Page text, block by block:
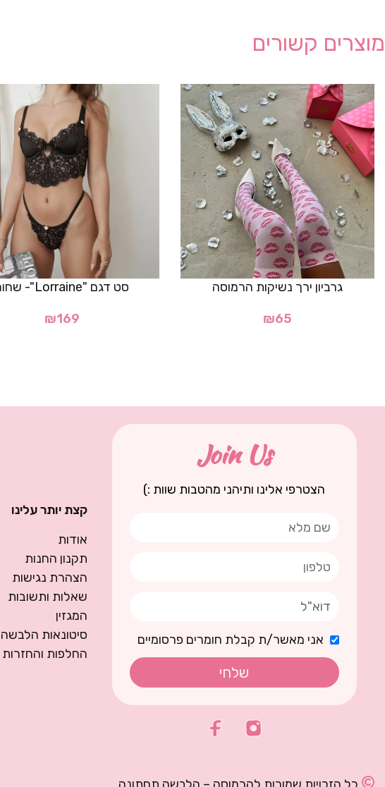
מוצרים קשורים
גרביון ירך נשיקות הרמוסה
₪65
סט דגם "Lorraine"- שחור
₪169
Join Us
הצטרפי אלינו ותיהני מהטבות שוות :)
אני מאשר/ת קבלת חומרים פרסומיים
שלחי
קצת יותר עלינו
אודות
תקנון החנות
הצהרת נגישות
שאלות ותשובות
המגזין
סיטונאות
החלפות והחזרות
כל הזכויות שמורות להרמוסה – הלבשה תחתונה